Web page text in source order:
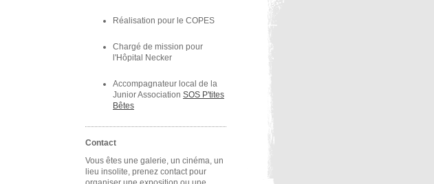
Réalisation pour le COPES
Chargé de mission pour
l'Hôpital Necker
Accompagnateur local de la
Junior Association SOS P'tites
Bêtes
Contact
Vous êtes une galerie, un cinéma, un
lieu insolite, prenez contact pour